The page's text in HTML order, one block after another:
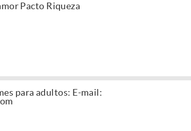
Pacto Riqueza
para adultos: E-mail: